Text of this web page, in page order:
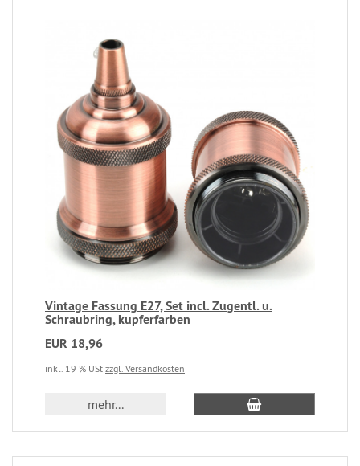
Vintage Fassung E27, Set incl. Zugentl. u.
Schraubring, kupferfarben
EUR 18,96
inkl. 19 % USt zzgl. Versandkosten
mehr...